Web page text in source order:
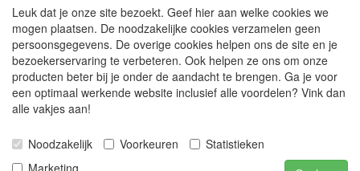
Bestellingen binnen Nederland, ongeacht gewicht, verstuurd
voor € 6,95
Prijzen inclusief 21% BTW, tenzij anders vermeldt
© Smitsound Geluidstechniek 2024, alle rechten
Leuk dat je onze site bezoekt. Geef hier aan welke cookies we
mogen plaatsen. De noodzakelijke cookies verzamelen geen
persoonsgegevens. De overige cookies helpen ons de site en je
bezoekerservaring te verbeteren. Ook helpen ze ons om onze
producten beter bij je onder de aandacht te brengen. Ga je voor
een optimaal werkende website inclusief alle voordelen? Vink dan
alle vakjes aan!
Noodzakelijk Voorkeuren
Statistieken
Marketing